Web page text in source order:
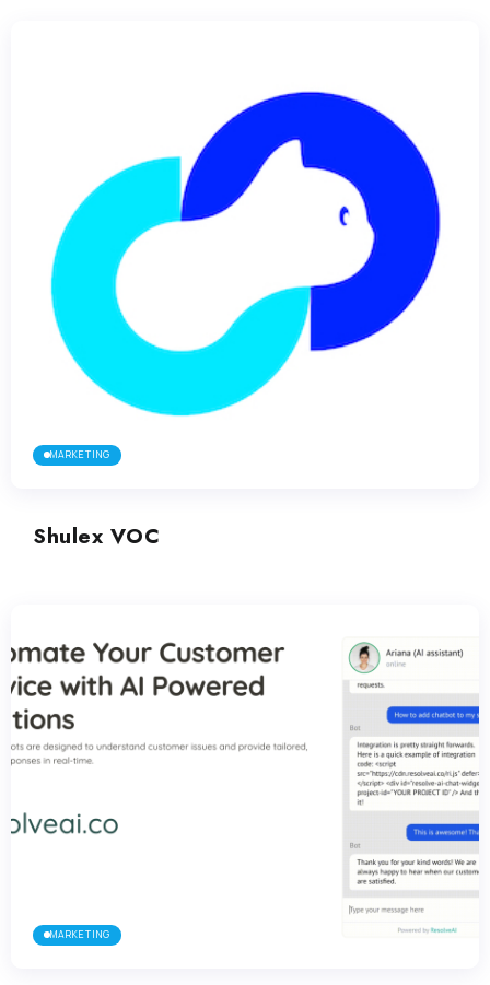
MARKETING
Shulex VOC
MARKETING